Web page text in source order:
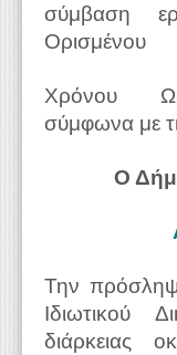
σύμβαση
Ορισμένου
Χρόνου
σύμφωνα με
Ο
Την
Ιδιωτικού